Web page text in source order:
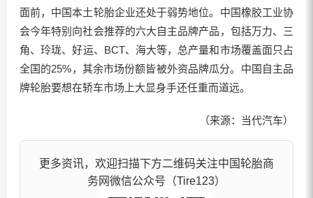
面前，中国本土轮胎企业还处于弱势地位。中国橡胶工业协
会今年特别向社会推荐的六大自主品牌产品，包括万力、三
角、玲珑、好运、BCT、海大等，总产量和市场覆盖面只占
全国的25%，其余市场份额皆被外资品牌瓜分。中国自主品
牌轮胎要想在轿车市场上大显身手还任重而道远。
（来源：当代汽车）
更多资讯，欢迎扫描下方二维码关注中国轮胎商
务网微信公众号（Tire123）